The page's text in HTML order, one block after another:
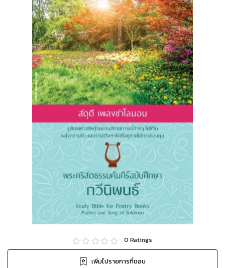
0 Ratings
เพิ่มไปรายการที่ชอบ